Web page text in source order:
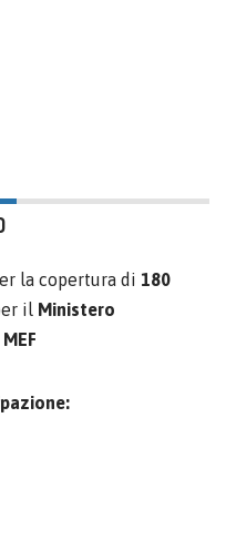
la copertura di 180
il Ministero